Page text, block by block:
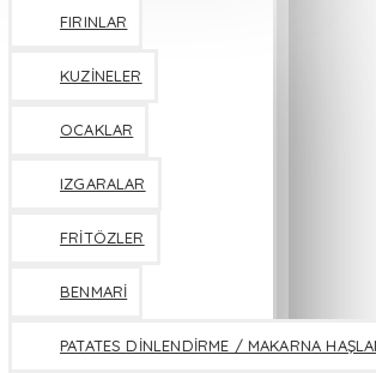
FIRINLAR
KUZİNELER
OCAKLAR
IZGARALAR
FRİTÖZLER
BENMARİ
PATATES DİNLENDİRME / MAKARNA